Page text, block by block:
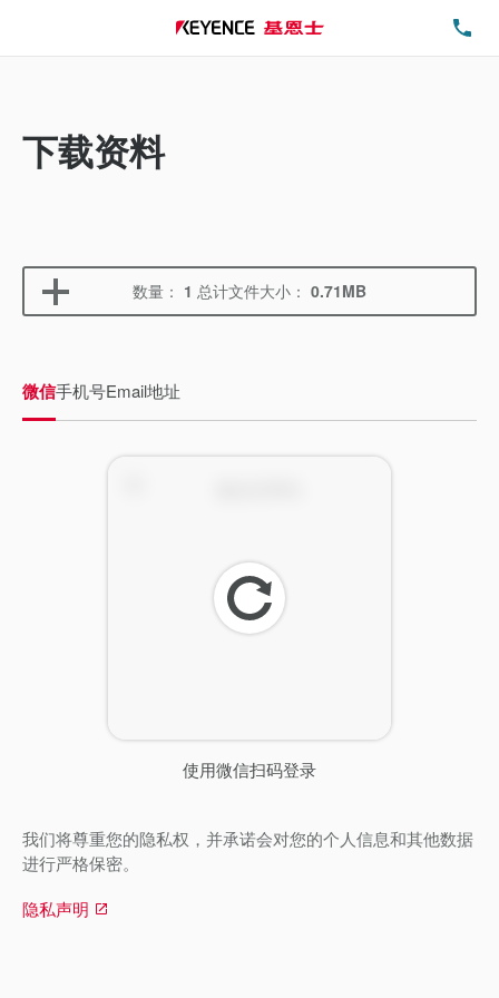
下载资料
数量： 1 总计文件大小： 0.71MB
微信手机号Email地址
使用微信扫码登录
刷
新
我们将尊重您的隐私权，并承诺会对您的个人信息和其他数据
进行严格保密。
隐私声明